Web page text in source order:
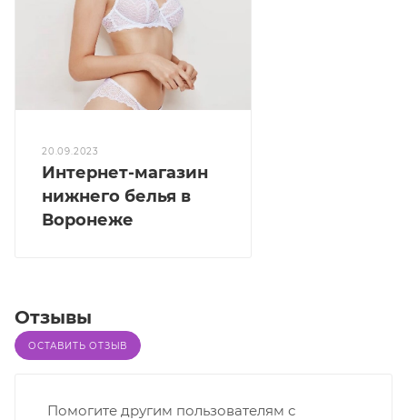
20.09.2023
Интернет-магазин
нижнего белья в
Воронеже
Отзывы
ОСТАВИТЬ ОТЗЫВ
Помогите другим пользователям с